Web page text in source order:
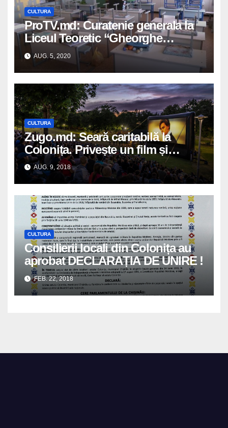
CULTURA
ProTV.md: Curatenie generala la
Liceul Teoretic “Gheorghe
Ghimpu” din satul Colonita
AUG. 5, 2020
CULTURA
Zugo.md: Seară caritabilă la
Colonița. Privește un film și
donează bani pentru fericirea mai
multor familii social vulnerabile
AUG. 9, 2018
CULTURA
Consilierii locali din Colonița au
aprobat DECLARAȚIA DE UNIRE !
FEB. 22, 2018